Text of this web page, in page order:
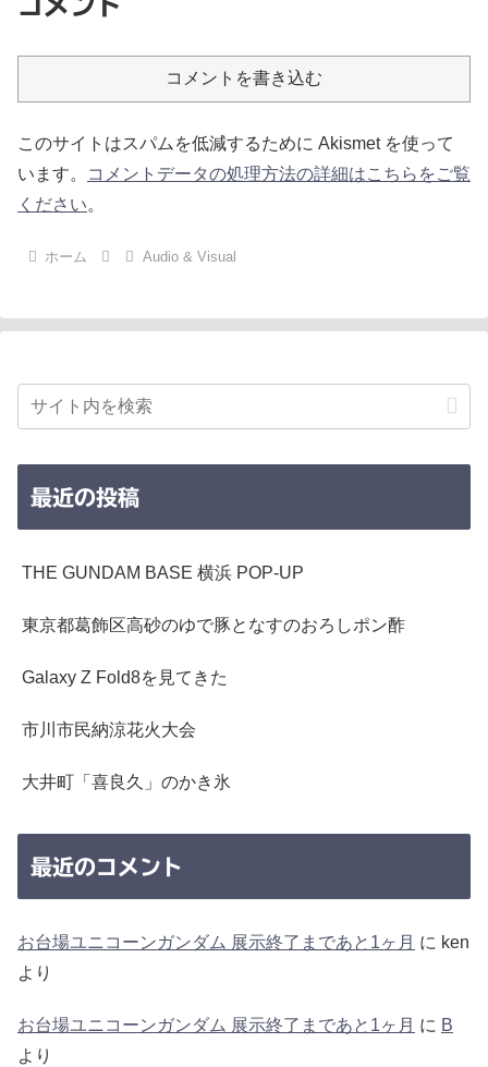
コメント
コメントを書き込む
このサイトはスパムを低減するために Akismet を使って
います。
コメントデータの処理方法の詳細はこちらをご覧
ください。
ホーム Audio & Visual
最近の投稿
THE GUNDAM BASE 横浜 POP-UP
東京都葛飾区高砂のゆで豚となすのおろしポン酢
Galaxy Z Fold8を見てきた
市川市民納涼花火大会
大井町「喜良久」のかき氷
最近のコメント
お台場ユニコーンガンダム 展示終了まであと1ヶ月 に ken
より
お台場ユニコーンガンダム 展示終了まであと1ヶ月 に B
より